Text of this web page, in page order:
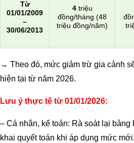
Từ
01/01/2009
–
30/06/2013
4triệu
đồng/tháng (48
triệu đồng/năm)
→ Theo đó, mức giảm trừ gia cảnh
hiện tại từ năm 2026.
Lưu ý thực tế từ 01/01/2026:
– Cá nhân, kế toán: Rà soát lại
khai quyết toán khi áp dụng mức mới.